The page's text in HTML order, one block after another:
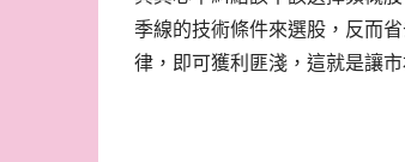
季線的技術條件來選股，反而
律，即可獲利匪淺，這就是讓